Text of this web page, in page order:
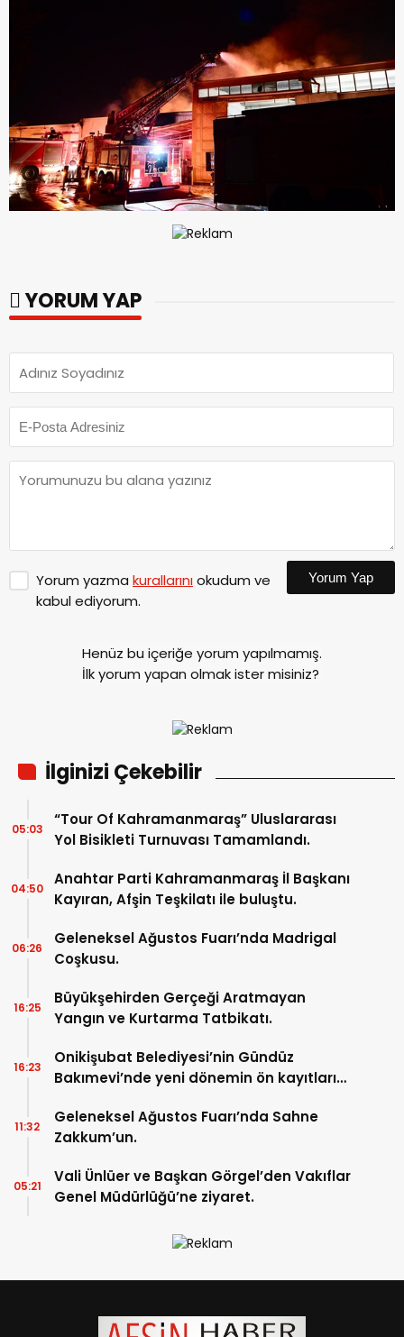
YORUM YAP
Yorum yazma kurallarınıokudum ve
kabul ediyorum.
Yorum Yap
Henüz bu içeriğe yorum yapılmamış.
İlk yorum yapan olmak ister misiniz?
İlginizi Çekebilir
“Tour Of Kahramanmaraş” Uluslararası
Yol Bisikleti Turnuvası Tamamlandı.
05:03
Anahtar Parti Kahramanmaraş İl Başkanı
Kayıran, Afşin Teşkilatı ile buluştu.
04:50
Geleneksel Ağustos Fuarı’nda Madrigal
Coşkusu.
06:26
Büyükşehirden Gerçeği Aratmayan
Yangın ve Kurtarma Tatbikatı.
16:25
Onikişubat Belediyesi’nin Gündüz
Bakımevi’nde yeni dönemin ön kayıtları
16:23
Geleneksel Ağustos Fuarı’nda Sahne
Zakkum’un.
11:32
Vali Ünlüer ve Başkan Görgel’den Vakıflar
Genel Müdürlüğü’ne ziyaret.
05:21